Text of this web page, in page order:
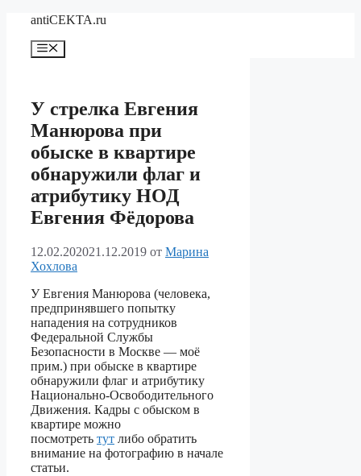
Перейти
содержимому
antiCEKTA.ru
Меню
У стрелка Евгения
Манюрова при
обыске в квартире
обнаружили флаг и
атрибутику НОД
Евгения Фёдорова
12.02.202021.12.2019 от Марина
Хохлова
У Евгения Манюрова (человека,
предпринявшего попытку
нападения на сотрудников
Федеральной Службы
Безопасности в Москве — моё
прим.) при обыске в квартире
обнаружили флаг и атрибутику
Национально-Освободительного
Движения. Кадры с обыском в
квартире можно
посмотреть тут либо обратить
внимание на фотографию в начале
статьи.